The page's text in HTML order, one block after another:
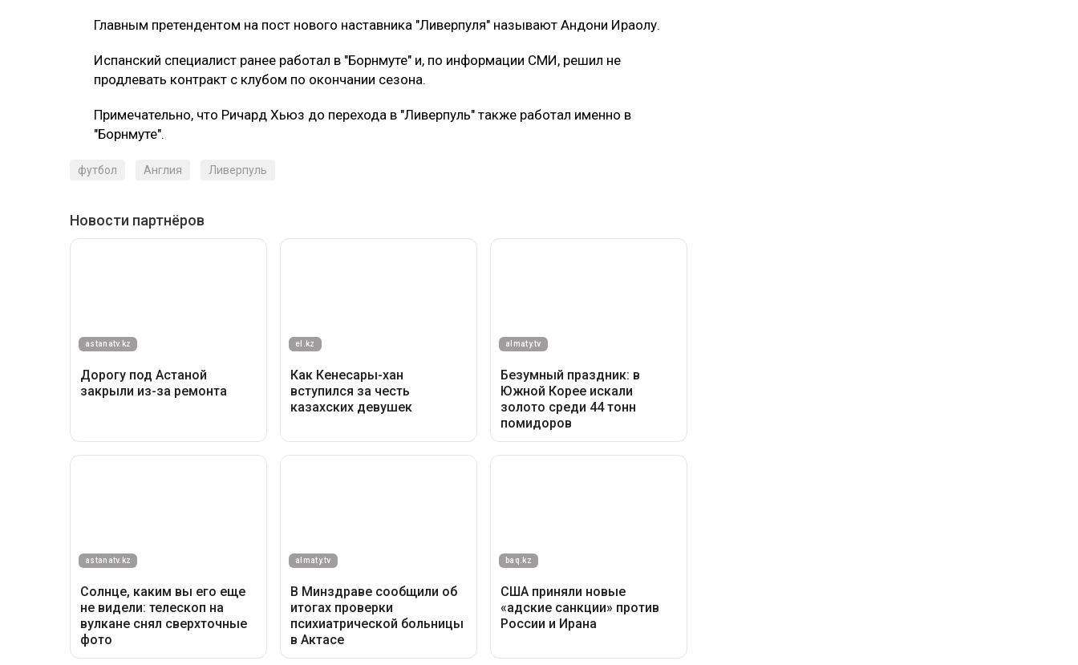
Главным претендентом на пост нового наставника "Ливерпуля" называют Андони Ираолу.
Испанский специалист ранее работал в "Борнмуте" и, по информации СМИ, решил не
продлевать контракт с клубом по окончании сезона.
Примечательно, что Ричард Хьюз до перехода в "Ливерпуль" также работал именно в
"Борнмуте".
футбол Англия Ливерпуль